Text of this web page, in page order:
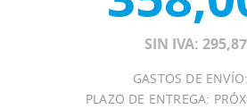
SIN IVA:
GASTOS DE
PLAZO DE ENTREGA: